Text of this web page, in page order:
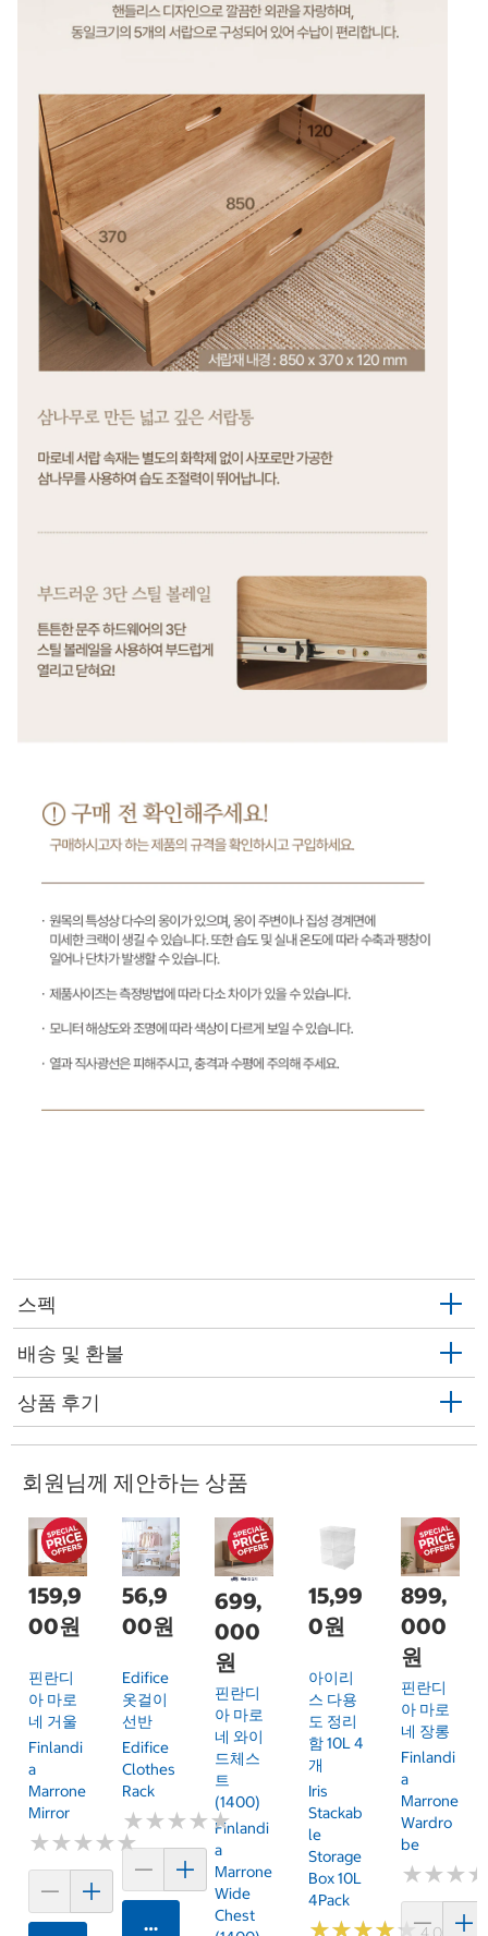
스펙
배송 및 환불
상품 후기
회원님께 제안하는 상품
159,9
00원
핀란디
아 마로
네 거울
Finlandi
A
Marrone
Mirror
★★★★★
★★★★★
56,9
00원
Edifice
옷걸이
선반
Edifice
Clothes
Rack
★★★★★
★★★★★
카트에 담기
699,
000
원
핀란디
아 마로
네 와이
드체스
트
(1400)
Finlandi
A
Marrone
Wide
Chest
15,99
0원
아이리
스 다용
도 정리
함 10L 4
개
Iris
Stackab
Le
Storage
Box 10L
4Pack
★★★★★
★★★★★
899,
000
원
핀란디
아 마로
네 장롱
Finlandi
A
Marrone
Wardro
Be
★★★
★★★